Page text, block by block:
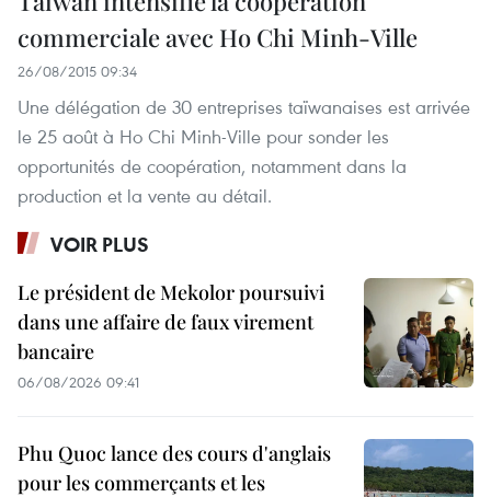
commerciale avec Ho Chi Minh-Ville
26/08/2015 09:34
Une délégation de 30 entreprises taïwanaises est arrivée
le 25 août à Ho Chi Minh-Ville pour sonder les
opportunités de coopération, notamment dans la
production et la vente au détail.
VOIR PLUS
Le président de Mekolor poursuivi
dans une affaire de faux virement
bancaire
06/08/2026 09:41
Phu Quoc lance des cours d'anglais
pour les commerçants et les